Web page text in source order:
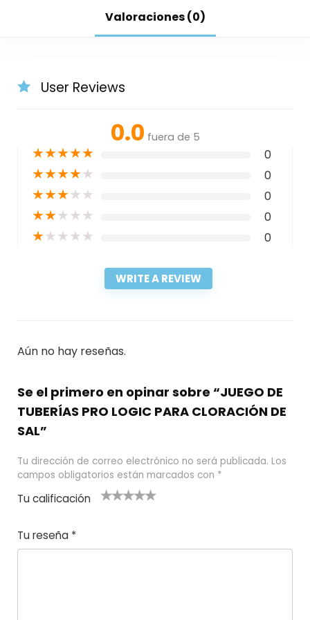
Valoraciones (0)
User Reviews
0.0 fuera de 5
★★★★★ 0
★★★★★ 0
★★★★★ 0
★★★★★ 0
★★★★★ 0
WRITE A REVIEW
Aún no hay reseñas.
Se el primero en opinar sobre “JUEGO DE
TUBERÍAS PRO LOGIC PARA CLORACIÓN DE
SAL”
Tu dirección de correo electrónico no será publicada. Los
campos obligatorios están marcados con *
Tu calificación
e
5
las
s
Tu reseña *